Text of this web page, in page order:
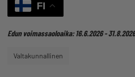
FI
Edun voimassaoloaika: 16.6.2026 31.8.2026
Valtakunnallinen